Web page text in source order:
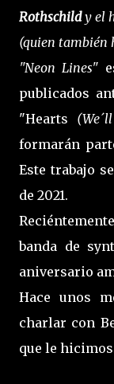
Rothschildy el
(quien también
"Neon Lines"
publicados
"Hearts
formarán
Este trabajo
de 2021.
banda de
aniversario
Hace unos
charlar con
que le